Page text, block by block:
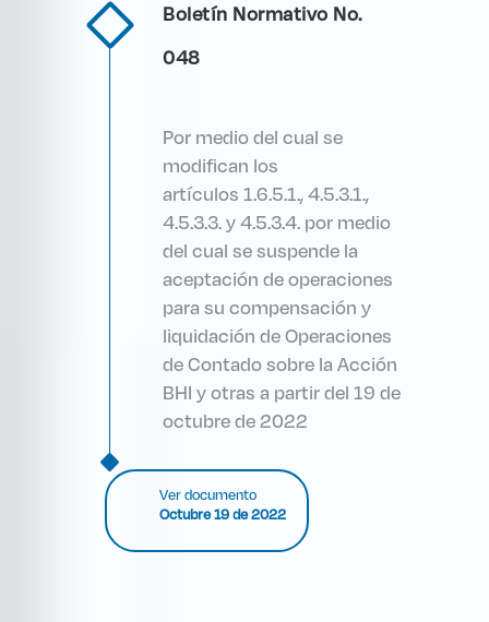
Boletín Normativo No.
048
Por medio del cual se
modifican los
artículos 1.6.5.1., 4.5.3.1.,
4.5.3.3. y 4.5.3.4. por medio
del cual se suspende la
aceptación de operaciones
para su compensación y
liquidación de Operaciones
de Contado sobre la Acción
BHI y otras a partir del 19 de
octubre de 2022
Ver documento
Octubre 19 de 2022